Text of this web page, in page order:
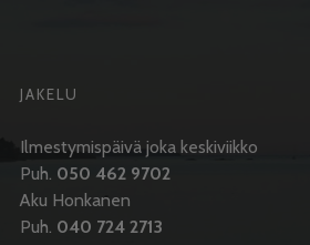
JAKELU
Ilmestymispäivä joka keskiviikko
Puh. 050 462 9702
Aku Honkanen
Puh. 040 724 2713